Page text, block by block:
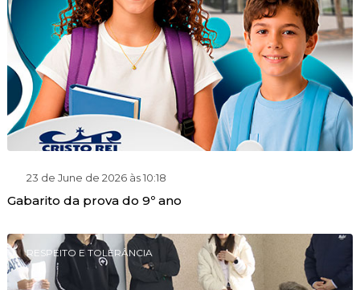
23 de June de 2026 às 10:18
Gabarito da prova do 9º ano
RESPEITO E TOLERÂNCIA